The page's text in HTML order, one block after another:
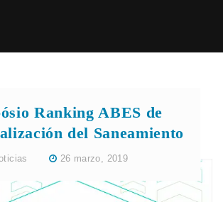
Ranking ABES de
del Saneamiento
26 marzo, 2019